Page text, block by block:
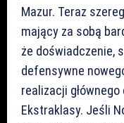
Mazur. Teraz
mający za sobą
że doświadczenie,
defensywne
realizacji
Ekstraklasy. Jeśli